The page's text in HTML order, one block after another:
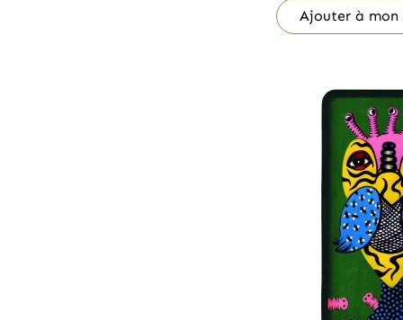
Ajouter à mon